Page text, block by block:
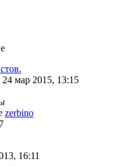
24 мар 2015, 13:15
zerbino
16:11